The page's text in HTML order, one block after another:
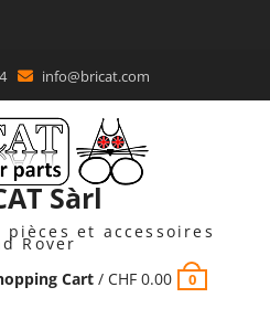
info@bricat.com
Sàrl
et accessoires
Rover
Cart/ CHF0.00 0